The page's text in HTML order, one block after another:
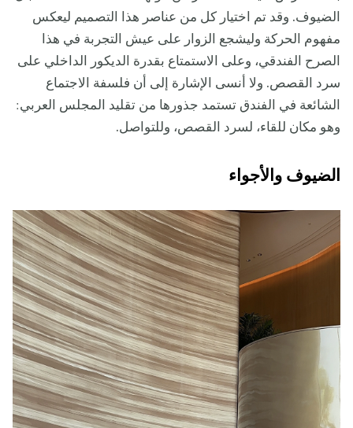
الضيوف. وقد تم اختيار كل من عناصر هذا التصميم ليعكس
مفهوم الحركة وليشجع الزوار على عيش التجربة في هذا
الصرح الفندقي، وعلى الاستمتاع بقدرة الديكور الداخلي على
سرد القصص. ولا أنسى الإشارة إلى أن فلسفة الاجتماع
الشائعة في الفندق تستمد جذورها من تقليد المجلس العربي:
وهو مكان للقاء، لسرد القصص، وللتواصل.
الضيوف والأجواء